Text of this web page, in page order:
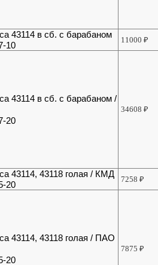
43114 в сб. с барабаном
10
11000₽
43114 в сб. с барабаном /
20
34608₽
43114, 43118 голая / КМД
20
7258₽
43114, 43118 голая / ПАО
20
7875₽